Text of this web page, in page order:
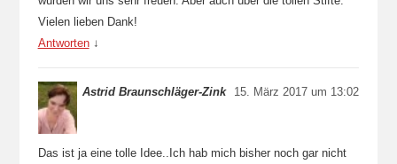
Vielen lieben Dank!
Antworten ↓
Astrid Braunschläger-Zink 15. März 2017 um 13:02
Das ist ja eine tolle Idee..Ich hab mich bisher noch gar nicht